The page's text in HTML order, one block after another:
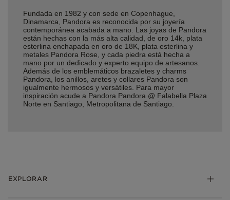
Fundada en 1982 y con sede en Copenhague,
Dinamarca, Pandora es reconocida por su joyería
contemporánea acabada a mano. Las joyas de Pandora
están hechas con la más alta calidad, de oro 14k, plata
esterlina enchapada en oro de 18K, plata esterlina y
metales Pandora Rose, y cada piedra está hecha a
mano por un dedicado y experto equipo de artesanos.
Además de los emblemáticos brazaletes y charms
Pandora, los anillos, aretes y collares Pandora son
igualmente hermosos y versátiles. Para mayor
inspiración acude a Pandora Pandora @ Falabella Plaza
Norte en Santiago, Metropolitana de Santiago.
EXPLORAR